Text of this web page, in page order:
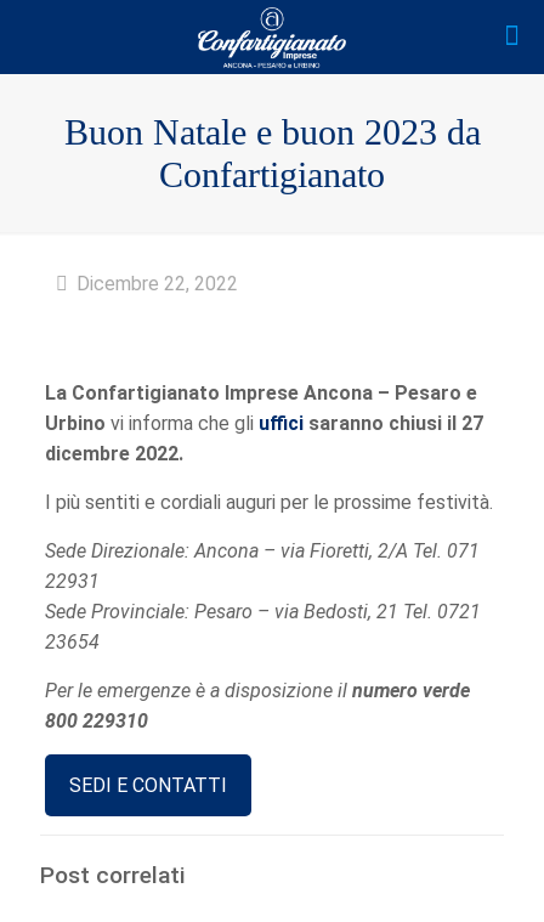
Buon Natale e buon 2023 da
Confartigianato
Dicembre 22, 2022
La Confartigianato Imprese Ancona – Pesaro e
Urbino vi informa che gli ufficisaranno chiusi il 27
dicembre 2022.
I più sentiti e cordiali auguri per le prossime festività.
Sede Direzionale: Ancona – via Fioretti, 2/A Tel. 071
22931
Sede Provinciale: Pesaro – via Bedosti, 21 Tel. 0721
23654
Per le emergenze è a disposizione il numero verde
800 229310
SEDI E CONTATTI
Post correlati